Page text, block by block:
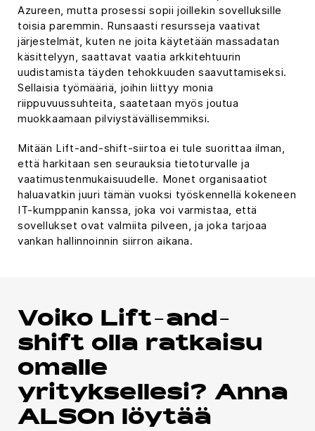
Azureen, mutta prosessi sopii joillekin sovelluksille
toisia paremmin. Runsaasti resursseja vaativat
järjestelmät, kuten ne joita käytetään massadatan
käsittelyyn, saattavat vaatia arkkitehtuurin
uudistamista täyden tehokkuuden saavuttamiseksi.
Sellaisia työmääriä, joihin liittyy monia
riippuvuussuhteita, saatetaan myös joutua
muokkaamaan pilviystävällisemmiksi.
Mitään Lift-and-shift-siirtoa ei tule suorittaa ilman,
että harkitaan sen seurauksia tietoturvalle ja
vaatimustenmukaisuudelle. Monet organisaatiot
haluavatkin juuri tämän vuoksi työskennellä kokeneen
IT-kumppanin kanssa, joka voi varmistaa, että
sovellukset ovat valmiita pilveen, ja joka tarjoaa
vankan hallinnoinnin siirron aikana.
Voiko Lift-and-
shift olla ratkaisu
omalle
yrityksellesi? Anna
ALSOn löytää